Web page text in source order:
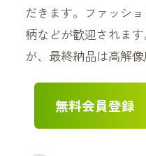
だきます。ファッシ
柄などが歓迎されま
が、最終納品は高解
無料会員登録